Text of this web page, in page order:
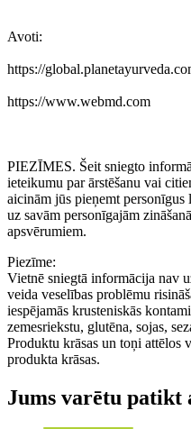
Avoti:
https://
https://www.webmd.com
PIEZĪMES. Šeit sniegto
ieteikumu par ārstēšanu vai
aicinām jūs pieņemt
uz savām personīgajām
apsvērumiem.
Piezīme:
Vietnē sniegtā informācija nav
veida veselības problēmu
iespējamās krusteniskās
zemesriekstu, glutēna, sojas,
Produktu krāsas un toņi attēlos
produkta krāsas.
Jums varētu patikt